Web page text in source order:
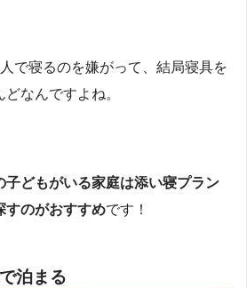
で寝るのを嫌がって、結局寝具を
なんですよね。
子どもがいる家庭は添い寝プラン
すのがおすすめです！
泊まる